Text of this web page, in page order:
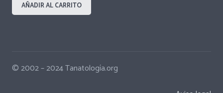
AÑADIR AL CARRITO
© 2002 – 2024 Tanatología.org